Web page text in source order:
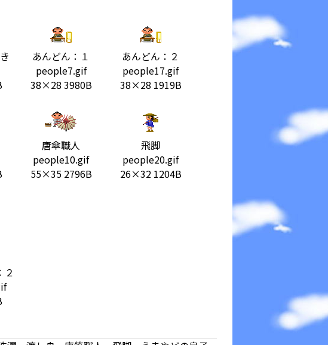
あんどん：１
people7.gif
38×28 3980B
あんどん：２
people17.gif
38×28 1919B
唐傘職人
people10.gif
55×35 2796B
飛脚
people20.gif
26×32 1204B
２